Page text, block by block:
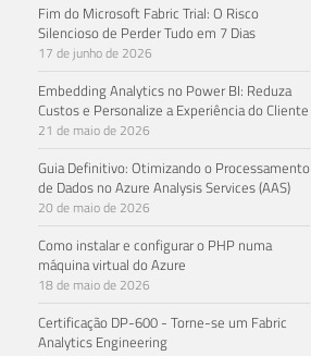
Fim do Microsoft Fabric Trial: O Risco
Silencioso de Perder Tudo em 7 Dias
17 de junho de 2026
Embedding Analytics no Power BI: Reduza
Custos e Personalize a Experiência do Cliente
21 de maio de 2026
Guia Definitivo: Otimizando o Processamento
de Dados no Azure Analysis Services (AAS)
20 de maio de 2026
Como instalar e configurar o PHP numa
máquina virtual do Azure
18 de maio de 2026
Certificação DP-600 - Torne-se um Fabric
Analytics Engineering